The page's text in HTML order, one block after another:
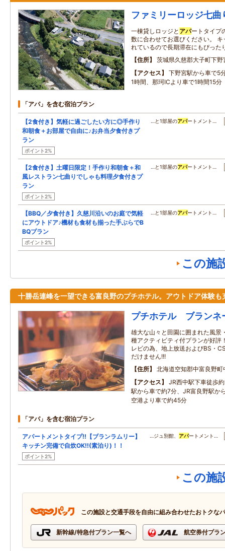
ファミリーロッジ七曲
一棟貸しロッジと アパートタイプ
数に合わせてお選びください。
れているので長期滞在にもぴった
住所
茨城県久慈郡大子町下
アクセス
下野宮駅から車で5
1時間、那珂ICより車で1時間15分
「アパ」を含む宿泊プラン
【2食付き】気軽に過ごしたい方に◎手作り
和朝食＋お部屋で自由に♪お弁当夕食付きプ
ラン
ポイント2%
…と1部屋のアパートメント…
【2食付き】土曜日限定！手作り和朝食＋和
風レストラン七曲りでしゃも料理夕食付きプ
ラン
ポイント2%
…と1部屋のアパートメント…
【BBQ／夕食付き】久慈川沿いのお庭で気軽
にアウトドア♪機材も食材も揃った手ぶらでB
BQプラン
ポイント2%
…と1部屋のアパートメント…
この施
十勝岳連峰を一望できる富良野のプチホテル。アウトドア体験も
プチホテル ブランネ
雄大な山々と田園に囲まれた風景
種アクティビティ付プランが好評
レビの為、地上放送およびBS・
だけません!!!
住所
北海道空知郡中富良野
アクセス
JR西中駅下車徒歩
駅から車で約7分、JR富良野駅か
空港より車で約45分
「アパ」を含む宿泊プラン
アパートメントタイプ!!【ブランラムリー】
キッチン完備で自炊OK!!(素泊り)！！
ポイント2%
…ジュ別館、 アパートメント…
この施
この施設と交通手段を自由に組み合わせたおトクな
新幹線/特急付プラン一覧へ 航空券付プラ